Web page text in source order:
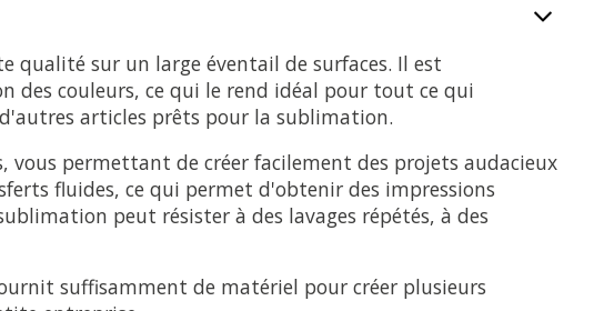
qualité sur un large éventail de surfaces. Il est
des couleurs, ce qui le rend idéal pour tout ce qui
d'autres articles prêts pour la sublimation.
vous permettant de créer facilement des projets audacieux
fluides, ce qui permet d'obtenir des impressions
peut résister à des lavages répétés, à des
suffisamment de matériel pour créer plusieurs